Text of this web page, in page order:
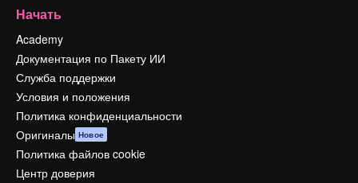
Начать
Academy
Документация по Пакету ИИ
Служба поддержки
Условия и положения
Политика конфиденциальности
Оригиналы Новое
Политика файлов cookie
Центр доверия